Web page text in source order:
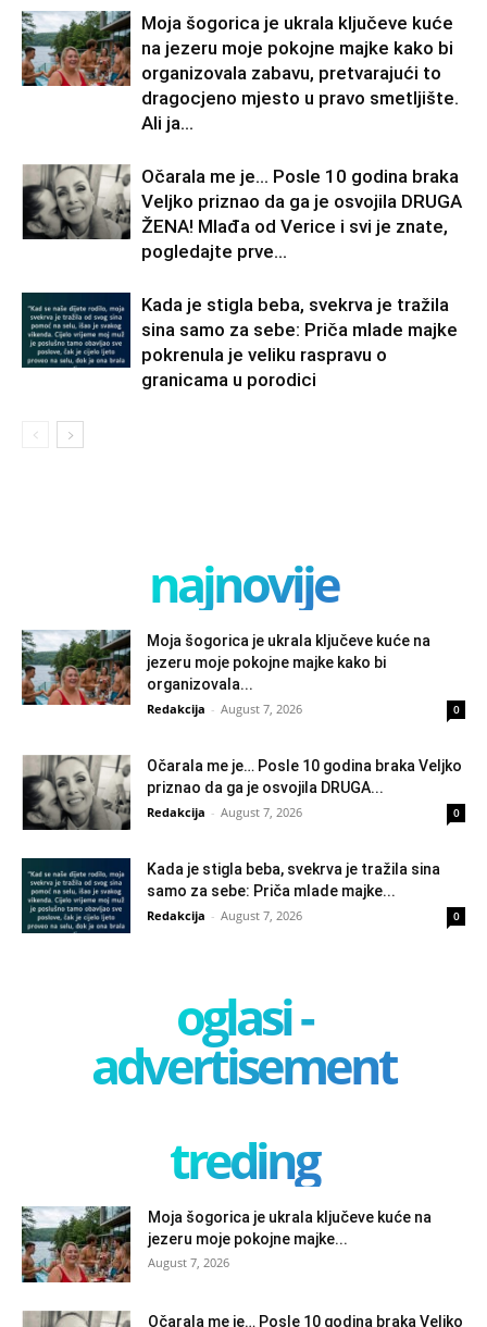
Moja šogorica je ukrala ključeve kuće
na jezeru moje pokojne majke kako bi
organizovala zabavu, pretvarajući to
dragocjeno mjesto u pravo smetljište.
Ali ja...
Očarala me je… Posle 10 godina braka
Veljko priznao da ga je osvojila DRUGA
ŽENA! Mlađa od Verice i svi je znate,
pogledajte prve...
Kada je stigla beba, svekrva je tražila
sina samo za sebe: Priča mlade majke
pokrenula je veliku raspravu o
granicama u porodici
najnovije
Moja šogorica je ukrala ključeve kuće na
jezeru moje pokojne majke kako bi
organizovala...
Redakcija - August 7, 2026 0
Očarala me je… Posle 10 godina braka Veljko
priznao da ga je osvojila DRUGA...
Redakcija - August 7, 2026 0
Kada je stigla beba, svekrva je tražila sina
samo za sebe: Priča mlade majke...
Redakcija - August 7, 2026 0
oglasi -
advertisement
treding
Moja šogorica je ukrala ključeve kuće na
jezeru moje pokojne majke...
August 7, 2026
Očarala me je… Posle 10 godina braka Veljko